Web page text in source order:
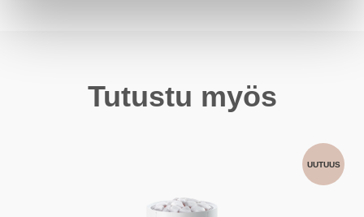
Tutustu myös
UUTUUS